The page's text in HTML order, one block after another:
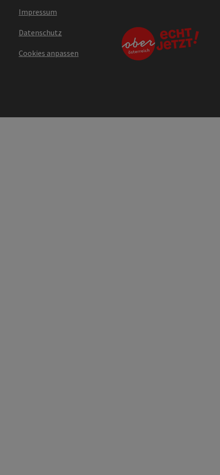
Impressum
Datenschutz
Cookies anpassen